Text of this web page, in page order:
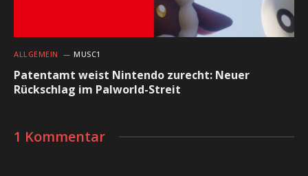
ALLGEMEIN MUSC1
Patentamt weist Nintendo zurecht: Neuer
Rückschlag im Palworld-Streit
1 Kommentar